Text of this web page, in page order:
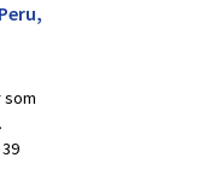
som